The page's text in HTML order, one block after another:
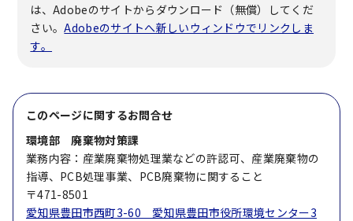
は、Adobeのサイトからダウンロード（無償）してくだ
さい。Adobeのサイトへ新しいウィンドウでリンクしま
す。
このページに関するお問合せ
環境部 廃棄物対策課
業務内容：産業廃棄物処理業などの許認可、産業廃棄物の
指導、PCB処理事業、PCB廃棄物に関すること
〒471-8501
愛知県豊田市西町3-60 愛知県豊田市役所環境センター3